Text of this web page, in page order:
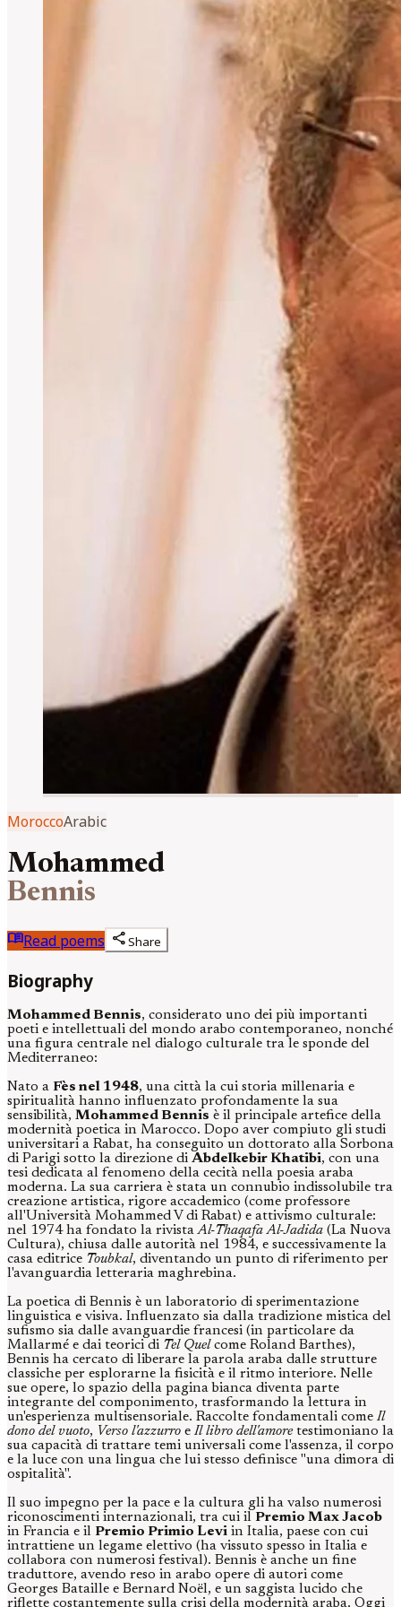
MoroccoArabic
Mohammed
Bennis
menu_bookRead poems shareShare
Biography
Mohammed Bennis, considerato uno dei più importanti
poeti e intellettuali del mondo arabo contemporaneo, nonché
una figura centrale nel dialogo culturale tra le sponde del
Mediterraneo:
Nato a Fès nel 1948, una città la cui storia millenaria e
spiritualità hanno influenzato profondamente la sua
sensibilità, Mohammed Bennis è il principale artefice della
modernità poetica in Marocco. Dopo aver compiuto gli studi
universitari a Rabat, ha conseguito un dottorato alla Sorbona
di Parigi sotto la direzione di Abdelkebir Khatibi, con una
tesi dedicata al fenomeno della cecità nella poesia araba
moderna. La sua carriera è stata un connubio indissolubile tra
creazione artistica, rigore accademico (come professore
all'Università Mohammed V di Rabat) e attivismo culturale:
nel 1974 ha fondato la rivistaAl-Thaqafa Al-Jadida (La Nuova
Cultura), chiusa dalle autorità nel 1984, e successivamente la
casa editrice Toubkal, diventando un punto di riferimento per
l'avanguardia letteraria maghrebina.
La poetica di Bennis è un laboratorio di sperimentazione
linguistica e visiva. Influenzato sia dalla tradizione mistica del
sufismo sia dalle avanguardie francesi (in particolare da
Mallarmé e dai teorici di Tel Quelcome Roland Barthes),
Bennis ha cercato di liberare la parola araba dalle strutture
classiche per esplorarne la fisicità e il ritmo interiore. Nelle
sue opere, lo spazio della pagina bianca diventa parte
integrante del componimento, trasformando la lettura in
un'esperienza multisensoriale. Raccolte fondamentali come Il
dono del vuoto, Verso l'azzurro e Il libro dell'amoretestimoniano la
sua capacità di trattare temi universali come l'assenza, il corpo
e la luce con una lingua che lui stesso definisce "una dimora di
ospitalità".
Il suo impegno per la pace e la cultura gli ha valso numerosi
riconoscimenti internazionali, tra cui il Premio Max Jacob
in Francia e il Premio Primio Levi in Italia, paese con cui
intrattiene un legame elettivo (ha vissuto spesso in Italia e
collabora con numerosi festival). Bennis è anche un fine
traduttore, avendo reso in arabo opere di autori come
Georges Bataille e Bernard Noël, e un saggista lucido che
riflette costantemente sulla crisi della modernità araba. Oggi